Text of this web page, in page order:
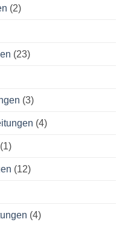
(2)
(23)
(3)
(4)
(1)
(12)
(4)